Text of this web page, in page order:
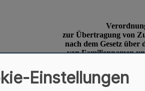
Einstellungen